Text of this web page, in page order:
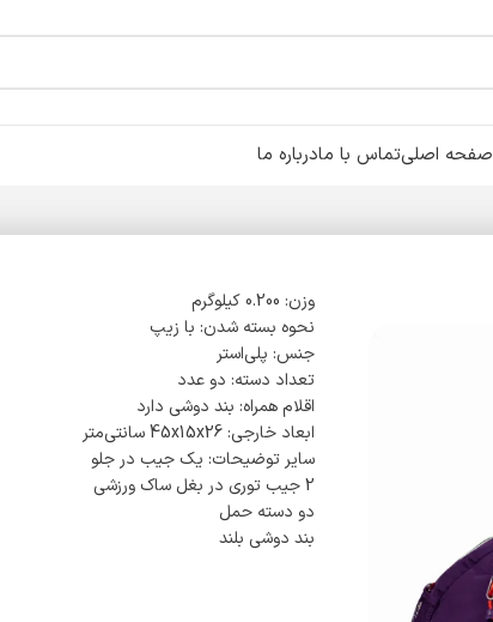
صفحه اصلیتماس با مادرباره ما
وزن: 0.200 کیلوگرم
نحوه بسته شدن: با زیپ
جنس: پلی‌استر
تعداد دسته: دو عدد
اقلام همراه: بند دوشی دارد
ابعاد خارجی: 45x15x26 سانتی‌متر
سایر توضیحات: یک جیب در جلو
2 جیب توری در بغل ساک ورزشی
دو دسته حمل
بند دوشی بلند